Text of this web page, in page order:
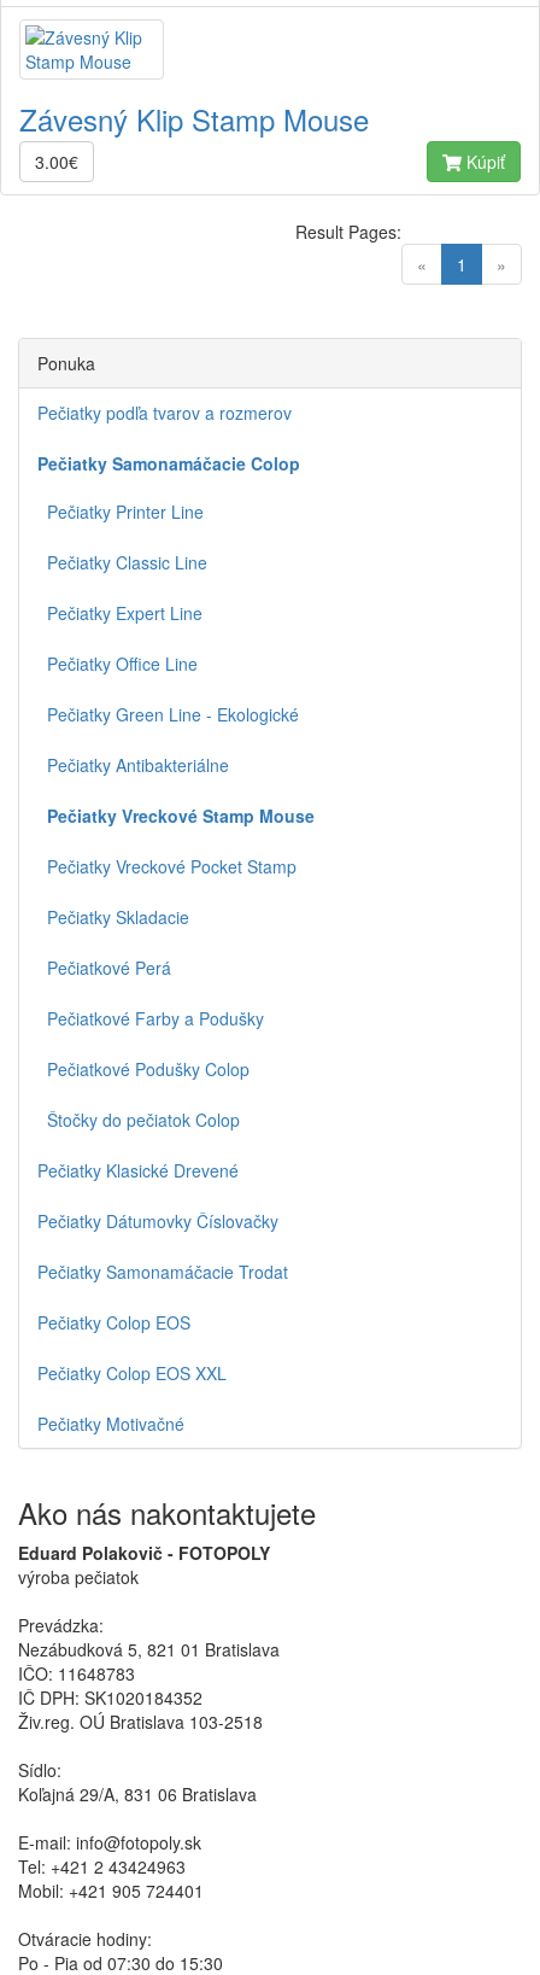
Závesný Klip Stamp Mouse
3.00€ Kúpiť
« 1 (current)
»
Result Pages:
Ponuka
Pečiatky podľa tvarov a rozmerov
Pečiatky Samonamáčacie Colop
Pečiatky Printer Line
Pečiatky Classic Line
Pečiatky Expert Line
Pečiatky Office Line
Pečiatky Green Line - Ekologické
Pečiatky Antibakteriálne
Pečiatky Vreckové Stamp Mouse
Pečiatky Vreckové Pocket Stamp
Pečiatky Skladacie
Pečiatkové Perá
Pečiatkové Farby a Podušky
Pečiatkové Podušky Colop
Štočky do pečiatok Colop
Pečiatky Klasické Drevené
Pečiatky Dátumovky Číslovačky
Pečiatky Samonamáčacie Trodat
Pečiatky Colop EOS
Pečiatky Colop EOS XXL
Pečiatky Motivačné
Ako nás nakontaktujete
Eduard Polakovič - FOTOPOLY
výroba pečiatok
Prevádzka:
Nezábudková 5, 821 01 Bratislava
IČO: 11648783
IČ DPH: SK1020184352
Živ.reg. OÚ Bratislava 103-2518
Sídlo:
Koľajná 29/A, 831 06 Bratislava
E-mail: info@fotopoly.sk
Tel: +421 2 43424963
Mobil: +421 905 724401
Otváracie hodiny:
Po - Pia od 07:30 do 15:30